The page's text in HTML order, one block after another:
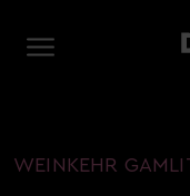
WEINKEHR